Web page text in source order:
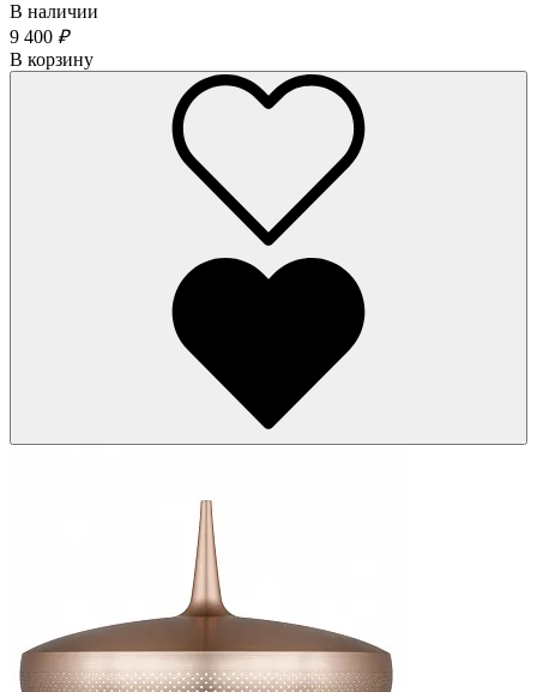
В наличии
9 400 ₽
В корзину